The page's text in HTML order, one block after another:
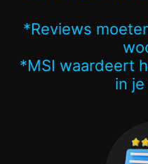
*Reviews
*MSI waardeert
in